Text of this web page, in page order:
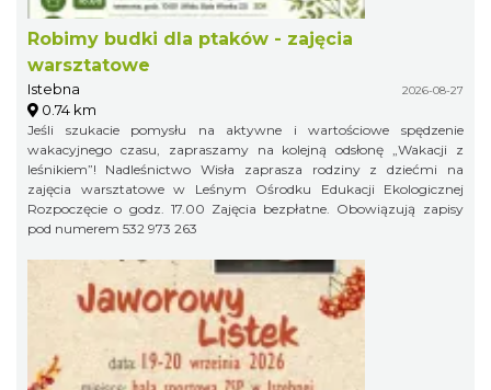
Robimy budki dla ptaków - zajęcia
warsztatowe
Istebna 2026-08-27
0.74 km
Jeśli szukacie pomysłu na aktywne i wartościowe spędzenie
wakacyjnego czasu, zapraszamy na kolejną odsłonę „Wakacji z
leśnikiem”! Nadleśnictwo Wisła zaprasza rodziny z dziećmi na
zajęcia warsztatowe w Leśnym Ośrodku Edukacji Ekologicznej
Rozpoczęcie o godz. 17.00 Zajęcia bezpłatne. Obowiązują zapisy
pod numerem 532 973 263